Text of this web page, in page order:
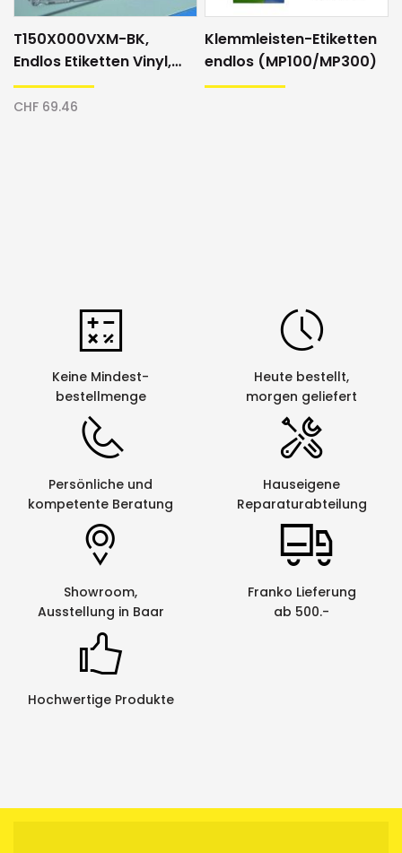
T150X000VXM-BK,
Endlos Etiketten Vinyl,
36mm, gelb/schwarz
CHF 69.46
Klemmleisten-Etiketten
endlos (MP100/MP300)
Keine Mindest-
bestellmenge
Heute bestellt,
morgen geliefert
Persönliche und
kompetente Beratung
Hauseigene
Reparaturabteilung
Showroom,
Ausstellung in Baar
Franko Lieferung
ab 500.-
Hochwertige Produkte